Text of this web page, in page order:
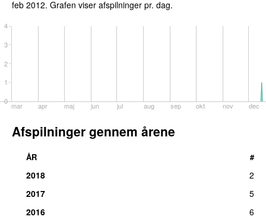
feb 2012. Grafen viser afspilninger pr. dag.
mar apr maj jun jul aug sep okt nov dec
0
1
2
3
4
Afspilninger gennem årene
ÅR #
2018
2
2017
5
2016
6